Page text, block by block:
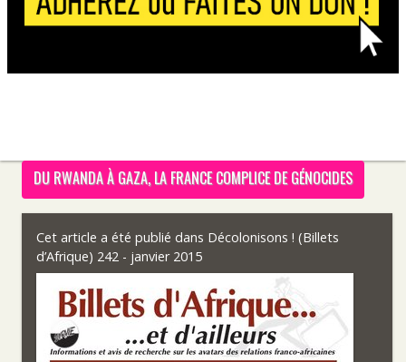
DU RWANDA À GAZA, LA FRANCE COMPLICE DE GÉNOCIDES
Cet article a été publié dans Décolonisons ! (Billets
d’Afrique) 242 - janvier 2015